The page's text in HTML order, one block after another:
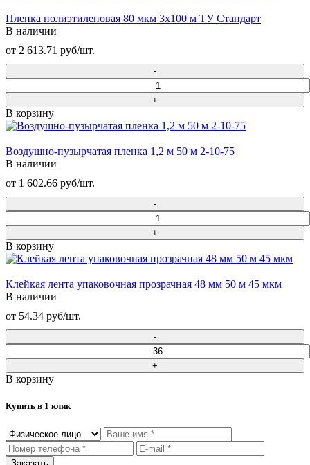
Пленка полиэтиленовая 80 мкм 3х100 м ТУ Стандарт
В наличии
от 2 613.71 руб/шт.
В корзину
Воздушно-пузырчатая пленка 1,2 м 50 м 2-10-75
В наличии
от 1 602.66 руб/шт.
В корзину
Клейкая лента упаковочная прозрачная 48 мм 50 м 45 мкм
В наличии
от 54.34 руб/шт.
В корзину
Купить в 1 клик